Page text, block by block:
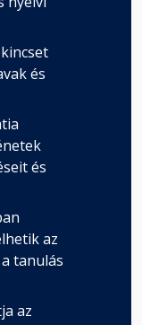
és
és
az
tanulás
az